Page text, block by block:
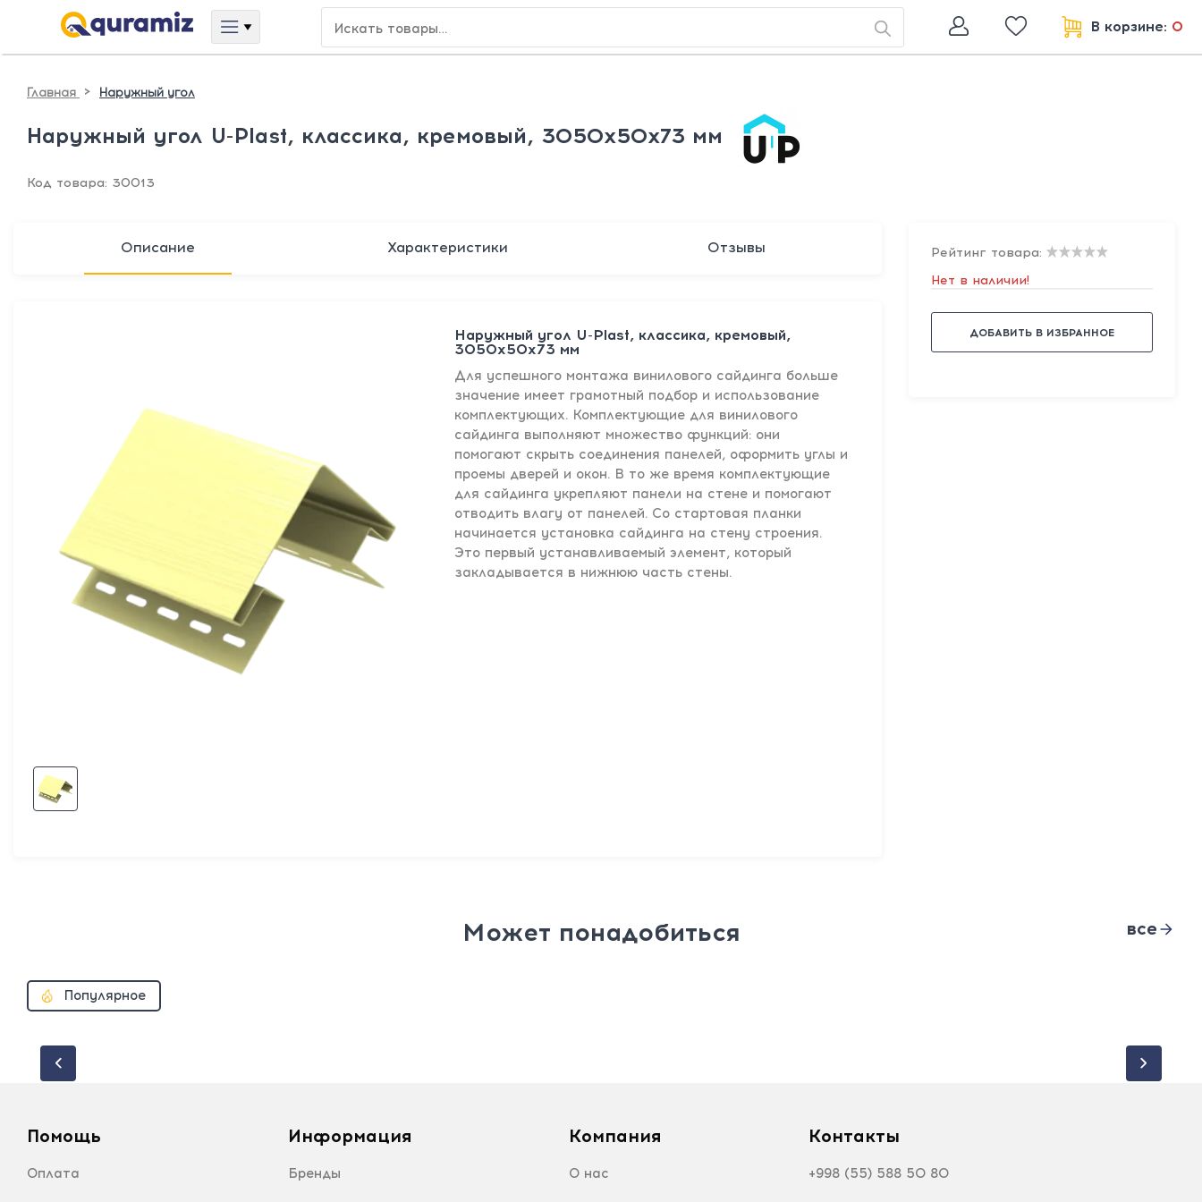
В корзине: 0
Главная > Наружный угол
Наружный угол U-Plast, классика, кремовый, 3050x50x73 мм
Код товара: 30013
Описание Характеристики Отзывы
Наружный угол U-Plast, классика, кремовый,
3050x50x73 мм
Для успешного монтажа винилового сайдинга больше
значение имеет грамотный подбор и использование
комплектующих. Комплектующие для винилового
сайдинга выполняют множество функций: они
помогают скрыть соединения панелей, оформить углы и
проемы дверей и окон. В то же время комплектующие
для сайдинга укрепляют панели на стене и помогают
отводить влагу от панелей. Со стартовая планки
начинается установка сайдинга на стену строения.
Это первый устанавливаемый элемент, который
закладывается в нижнюю часть стены.
Рейтинг товара:
Нет в наличии!
ДОБАВИТЬ В ИЗБРАННОЕ
Может понадобиться все
Популярное
Помощь
Оплата
Информация
Бренды
Компания
О нас
Контакты
+998 (55) 588 50 80